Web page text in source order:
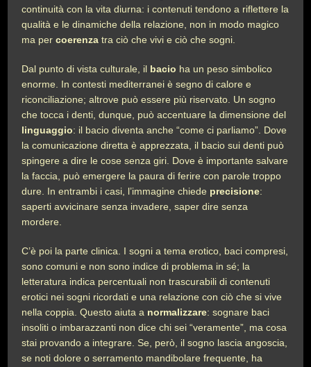
continuità con la vita diurna: i contenuti tendono a riflettere la
qualità e le dinamiche della relazione, non in modo magico
ma percoerenza tra ciò che vivi e ciò che sogni.
Dal punto di vista culturale, il bacio ha un peso simbolico
enorme. In contesti mediterranei è segno di calore e
riconciliazione; altrove può essere più riservato. Un sogno
che tocca i denti, dunque, può accentuare la dimensione del
linguaggio: il bacio diventa anche “come ci parliamo”. Dove
la comunicazione diretta è apprezzata, il bacio sui denti può
spingere a dire le cose senza giri. Dove è importante salvare
la faccia, può emergere la paura di ferire con parole troppo
dure. In entrambi i casi, l’immagine chiede precisione:
saperti avvicinare senza invadere, saper dire senza
mordere.
C’è poi la parte clinica. I sogni a tema erotico, baci compresi,
sono comuni e non sono indice di problema in sé; la
letteratura indica percentuali non trascurabili di contenuti
erotici nei sogni ricordati e una relazione con ciò che si vive
nella coppia. Questo aiuta a normalizzare: sognare baci
insoliti o imbarazzanti non dice chi sei “veramente”, ma cosa
stai provando a integrare. Se, però, il sogno lascia angoscia,
se noti dolore o serramento mandibolare frequente, ha